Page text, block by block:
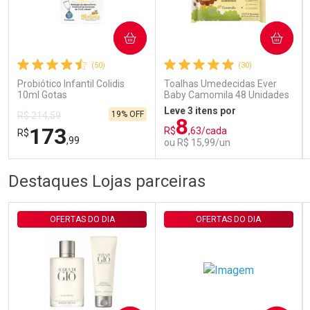
Comprar sem Desconto
Por R$ 29,30/cada
Comprar sem Desconto
Por R$ 29,30/cada
(50)
Probiótico Infantil Colidis
10ml Gotas
R$ 214,59
R$173,99
19% OFF
COMPRAR
FECHAR
Laboratório
FECHAR
Por Menos
(30)
Toalhas Umedecidas Ever
Baby Camomila 48 Unidades
Leve 3 itens por
R$8,63/cada
ou R$ 15,99/un
COMPRAR
Por Menos
Destaques Lojas parceiras
OFERTAS DO DIA OFERTAS DO DIA